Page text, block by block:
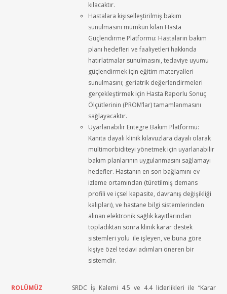
kılacaktır.
Hastalara kişiselleştirilmiş bakım
sunulmasını mümkün kılan Hasta
Güçlendirme Platformu: Hastaların bakım
planı hedefleri ve faaliyetleri hakkında
hatırlatmalar sunulmasını, tedaviye uyumu
güçlendirmek için eğitim materyalleri
sunulmasını; geriatrik değerlendirmeleri
gerçekleştirmek için Hasta Raporlu Sonuç
Ölçütlerinin (PROM’lar) tamamlanmasını
sağlayacaktır.
Uyarlanabilir Entegre Bakım Platformu:
Kanıta dayalı klinik kılavuzlara dayalı olarak
multimorbiditeyi yönetmek için uyarlanabilir
bakım planlarının uygulanmasını sağlamayı
hedefler. Hastanın en son bağlamını ev
izleme ortamından (türetilmiş demans
profili ve içsel kapasite, davranış değişikliği
kalıpları), ve hastane bilgi sistemlerinden
alınan elektronik sağlık kayıtlarından
topladıktan sonra klinik karar destek
sistemleri yolu ile işleyen, ve buna göre
kişiye özel tedavi adımları öneren bir
sistemdir.
ROLÜMÜZ
SRDC İş Kalemi 4.5 ve 4.4 liderlikleri ile “Karar